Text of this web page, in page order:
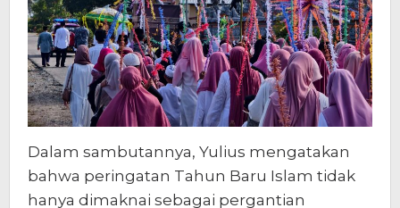
Dalam sambutannya, Yulius mengatakan
bahwa peringatan Tahun Baru Islam tidak
hanya dimaknai sebagai pergantian